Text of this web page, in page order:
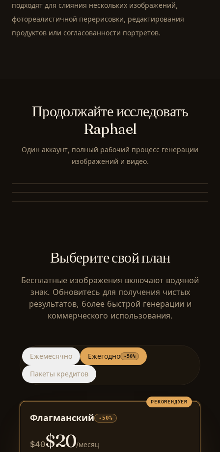
подходят для слияния нескольких изображений,
фотореалистичной перерисовки, редактирования
продуктов или согласованности портретов.
Продолжайте исследовать
Raphael
Один аккаунт, полный рабочий процесс генерации
изображений и видео.
Текст в изображение
Создавайте оригинальные HD-изображения по
одному запросу — сравнивайте лучшие модели.
Текст в видео
Изображение в видео
Выберите свой план
Бесплатные изображения включают водяной
знак. Обновитесь для получения чистых
результатов, более быстрой генерации и
коммерческого использования.
Ежемесячно Ежегодно -50%
Пакеты кредитов
РЕКОМЕНДУЕМ
Флагманский -50%
$40$20/месяц